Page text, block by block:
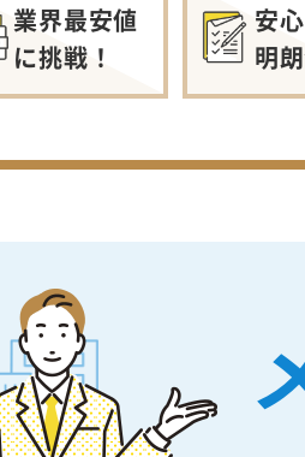
業界最安値
に挑戦！
安
明